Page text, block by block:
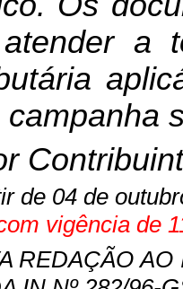
a
de 04 de
vigência de
REDAÇÃO